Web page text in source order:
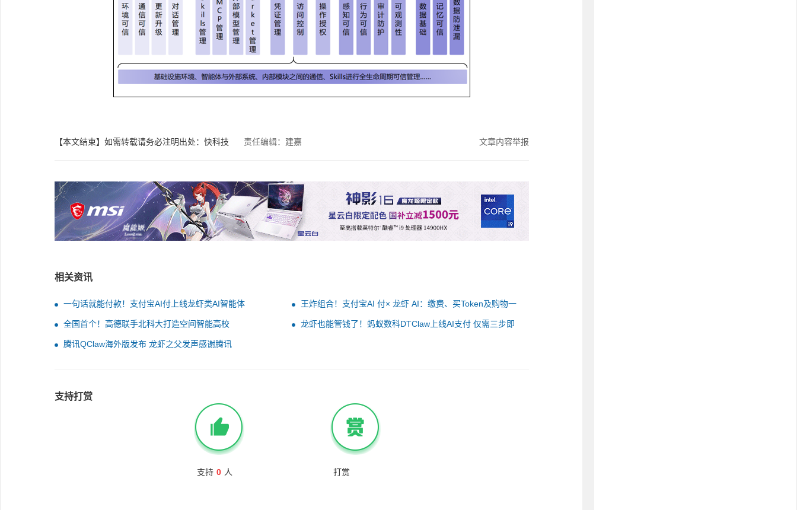
【本文结束】如需转载请务必注明出处：快科技 责任编辑：建嘉 文章内容举报
相关资讯
一句话就能付款！支付宝AI付上线龙虾类AI智能体
王炸组合！支付宝AI 付× 龙虾 AI：缴费、买Token及购物一
步到位
全国首个！高德联手北科大打造空间智能高校
龙虾也能管钱了！蚂蚁数科DTClaw上线AI支付 仅需三步即
腾讯QClaw海外版发布 龙虾之父发声感谢腾讯
支持打赏
支持 0 人 打赏